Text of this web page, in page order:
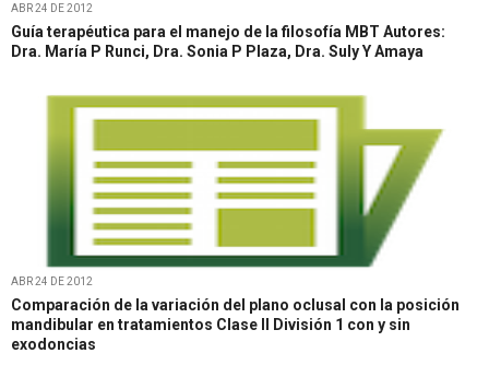
ABR 24 DE 2012
Guía terapéutica para el manejo de la filosofía MBT Autores:
Dra. María P Runci, Dra. Sonia P Plaza, Dra. Suly Y Amaya
ABR 24 DE 2012
Comparación de la variación del plano oclusal con la posición
mandibular en tratamientos Clase II División 1 con y sin
exodoncias